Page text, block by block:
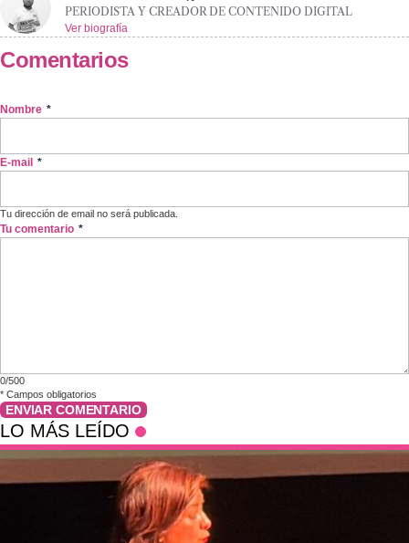
PERIODISTA Y CREADOR DE CONTENIDO DIGITAL
Ver biografía
Comentarios
Nombre *
E-mail *
Tu dirección de email no será publicada.
Tu comentario *
0/500
* Campos obligatorios
ENVIAR COMENTARIO
LO MÁS LEÍDO